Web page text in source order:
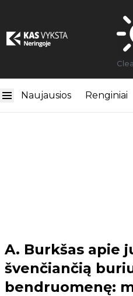
Naujausios Renginiai
A. Burkšas apie
švenčiančią
bendruomenę: